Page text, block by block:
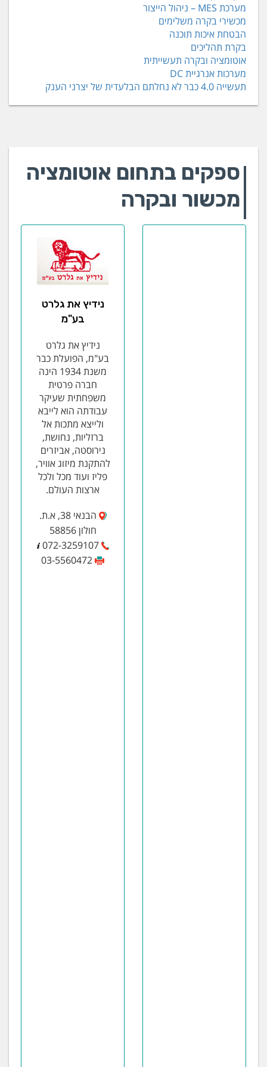
מערכת MES – ניהול הייצור
מכשירי בקרה משלימים
הבטחת איכות תוכנה
בקרת תהליכים
אוטומציה ובקרה תעשייתית
מערכות אנרגיית DC
תעשייה 4.0 כבר לא נחלתם הבלעדית של יצרני הענק
ספקים בתחום אוטומציה
מכשור ובקרה
נידיץ את גלרט
בע"מ
נידיץ את גלרט
בע"מ, הפועלת כבר
משנת 1934 הינה
חברה פרטית
משפחתית שעיקר
עבודתה הוא לייבא
ולייצא מתכות אל
ברזליות, נחושת,
נירוסטה, אביזרים
להתקנת מיזוג אוויר,
פליז ועוד מכל ולכל
ארצות העולם.
הבנאי 38, א.ת.
חולון 58856
072-3259107
03-5560472